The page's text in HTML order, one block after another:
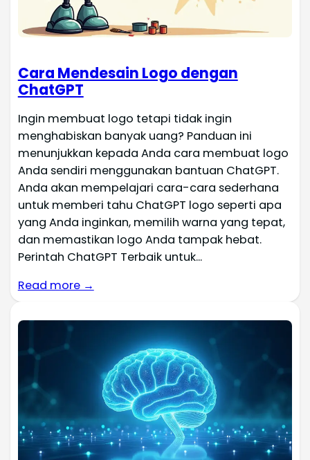
Cara Mendesain Logo dengan
ChatGPT
Ingin membuat logo tetapi tidak ingin
menghabiskan banyak uang? Panduan ini
menunjukkan kepada Anda cara membuat logo
Anda sendiri menggunakan bantuan ChatGPT.
Anda akan mempelajari cara-cara sederhana
untuk memberi tahu ChatGPT logo seperti apa
yang Anda inginkan, memilih warna yang tepat,
dan memastikan logo Anda tampak hebat.
Perintah ChatGPT Terbaik untuk...
Read more →